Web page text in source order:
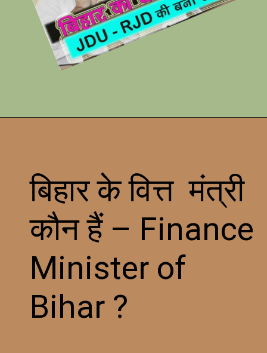
बिहार के वित्त मंत्री
कौन हैं – Finance
Minister of
Bihar ?